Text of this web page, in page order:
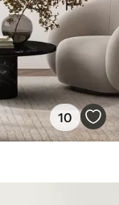
10